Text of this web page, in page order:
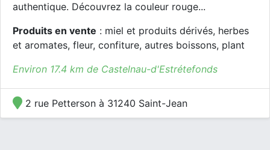
authentique. Découvrez la couleur rouge...
Produits en vente : miel et produits dérivés, herbes
et aromates, fleur, confiture, autres boissons, plant
Environ 17.4 km de Castelnau-d'Estrétefonds
2 rue Petterson à 31240 Saint-Jean